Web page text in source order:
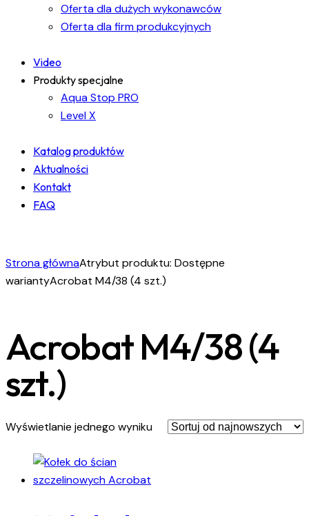
Oferta dla dużych wykonawców
Oferta dla firm produkcyjnych
Video
Produkty specjalne
Aqua Stop PRO
Level X
Katalog produktów
Aktualności
Kontakt
FAQ
1
Strona głównaAtrybut produktu: Dostępne
wariantyAcrobat M4/38 (4 szt.)
Acrobat M4/38 (4
szt.)
Wyświetlanie jednego wyniku